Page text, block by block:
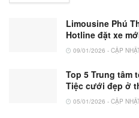
Limousine Phú
Hotline đặt xe
09/01/2026 - CẬP
Top 5 Trung tâm
Tiệc cưới đẹp ở
05/01/2026 - CẬP